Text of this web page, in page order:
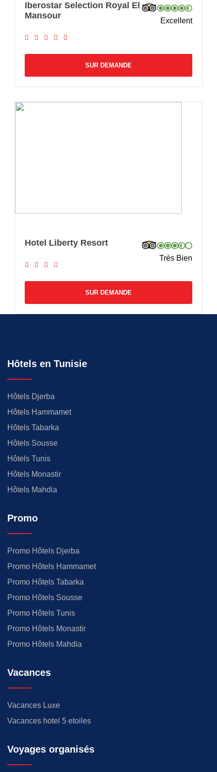
Iberostar Selection Royal El
Mansour
Excellent
SUR DEMANDE
Hotel Liberty Resort
Très Bien
SUR DEMANDE
Hôtels en Tunisie
Hôtels Djerba
Hôtels Hammamet
Hôtels Tabarka
Hôtels Sousse
Hôtels Tunis
Hôtels Monastir
Hôtels Mahdia
Promo
Promo Hôtels Djerba
Promo Hôtels Hammamet
Promo Hôtels Tabarka
Promo Hôtels Sousse
Promo Hôtels Tunis
Promo Hôtels Monastir
Promo Hôtels Mahdia
Vacances
Vacances Luxe
Vacances hotel 5 etoiles
Voyages organisés